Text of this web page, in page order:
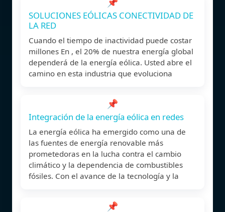
SOLUCIONES EÓLICAS CONECTIVIDAD DE
LA RED
Cuando el tiempo de inactividad puede costar
millones En , el 20% de nuestra energía global
dependerá de la energía eólica. Usted abre el
camino en esta industria que evoluciona
📌
Integración de la energía eólica en redes
La energía eólica ha emergido como una de
las fuentes de energía renovable más
prometedoras en la lucha contra el cambio
climático y la dependencia de combustibles
fósiles. Con el avance de la tecnología y la
📌